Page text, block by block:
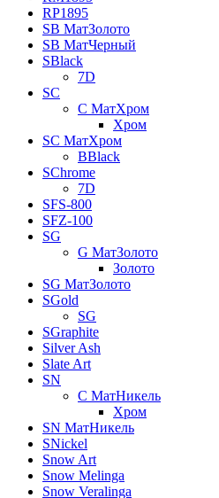
RP1895
SB МатЗолото
SB МатЧерный
SBlack
7D
SC
C МатХром
Хром
SC МатХром
BBlack
SChrome
7D
SFS-800
SFZ-100
SG
G МатЗолото
Золото
SG МатЗолото
SGold
SG
SGraphite
Silver Ash
Slate Art
SN
C МатНикель
Хром
SN МатНикель
SNickel
Snow Art
Snow Melinga
Snow Veralinga